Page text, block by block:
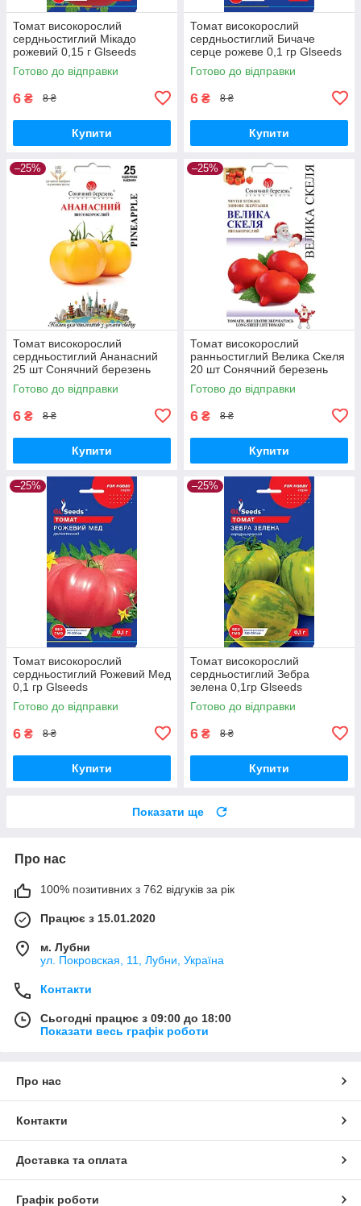
Томат високорослий
сердньостиглий Мікадо
рожевий 0,15 г Glseeds
Готово до відправки
6 ₴ 8 ₴
Купити
Томат високорослий
сердньостиглий Бичаче
серце рожеве 0,1 гр Glseeds
Готово до відправки
6 ₴ 8 ₴
Купити
–25%
Томат високорослий
сердньостиглий Ананасний
25 шт Сонячний березень
Готово до відправки
6 ₴ 8 ₴
Купити
–25%
Томат високорослий
ранньостиглий Велика Скеля
20 шт Сонячний березень
Готово до відправки
6 ₴ 8 ₴
Купити
–25%
Томат високорослий
сердньостиглий Рожевий Мед
0,1 гр Glseeds
Готово до відправки
6 ₴ 8 ₴
Купити
–25%
Томат високорослий
сердньостиглий Зебра
зелена 0,1гр Glseeds
Готово до відправки
6 ₴ 8 ₴
Купити
Показати ще
Про нас
100% позитивних з 762 відгуків за рік
Працює з 15.01.2020
м. Лубни
ул. Покровская, 11, Лубни, Україна
Контакти
Сьогодні працює з 09:00 до 18:00
Показати весь графік роботи
Про нас
Контакти
Доставка та оплата
Графік роботи